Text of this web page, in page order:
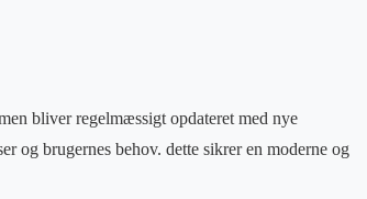
bliver regelmæssigt opdateret med nye
og brugernes behov. dette sikrer en moderne og